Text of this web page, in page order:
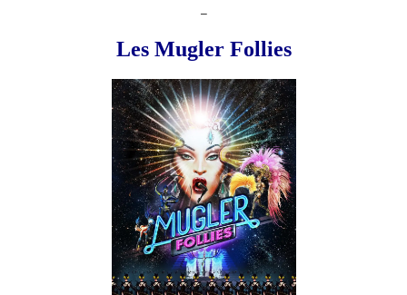
Les Mugler Follies